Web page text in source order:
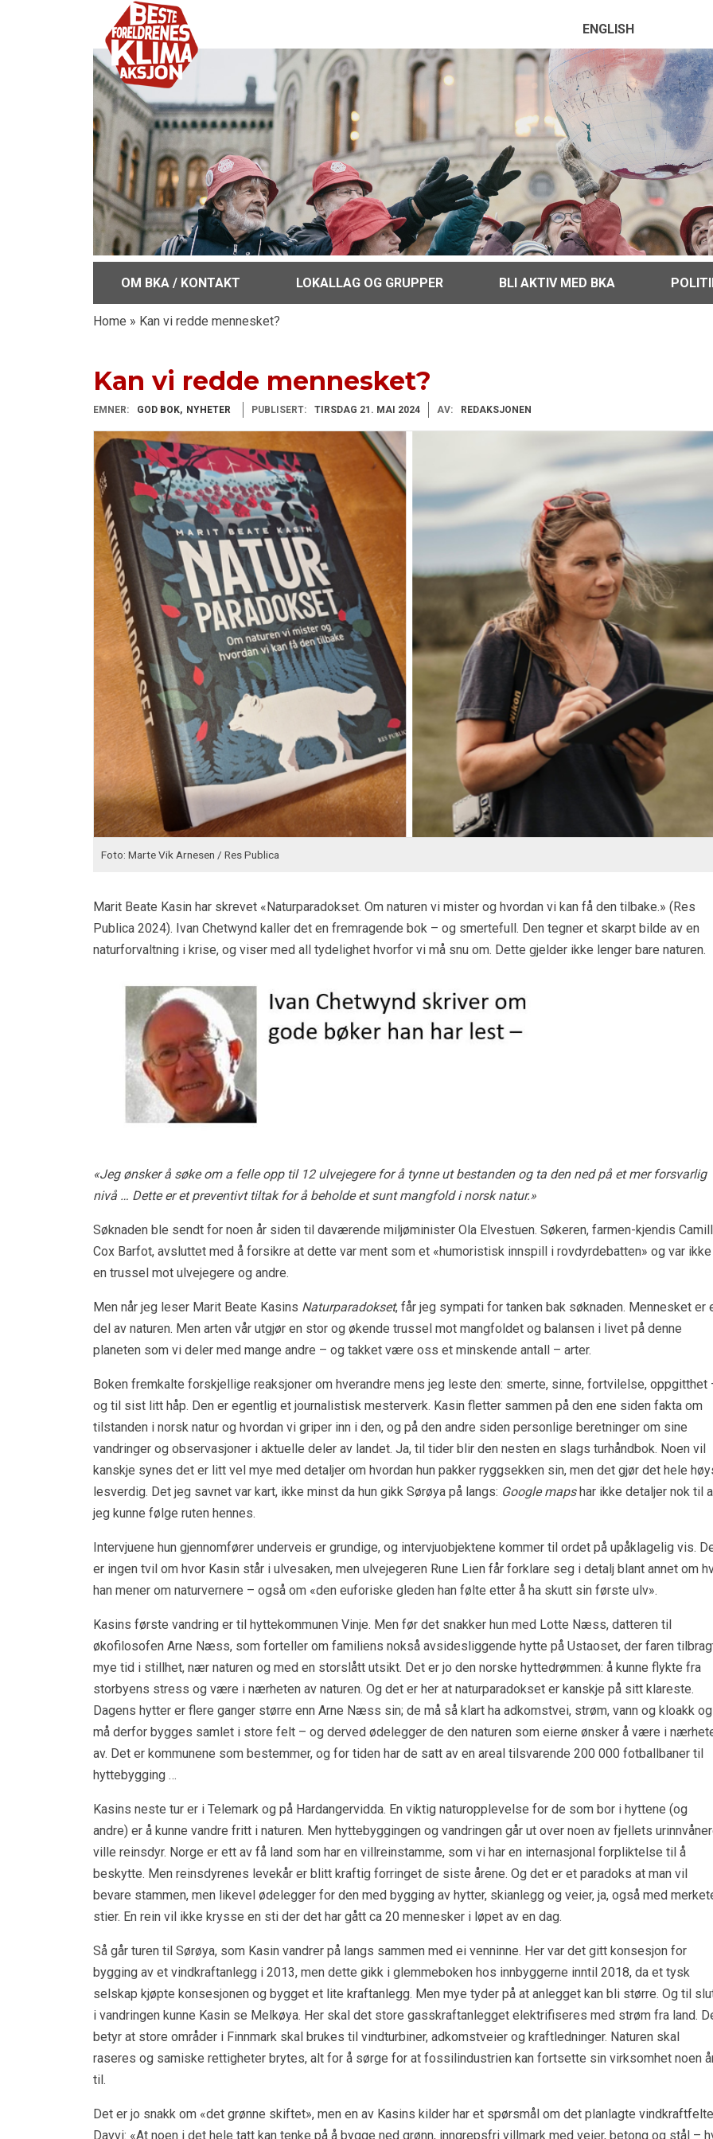
ENGLISH
OM BKA / KONTAKT LOKALLAG OG GRUPPER BLI AKTIV MED BKA
Home » Kan vi redde mennesket?
Kan vi redde mennesket?
EMNER: GOD BOK NYHETER PUBLISERT: TIRSDAG 21. MAI 2024 AV: REDAKSJONEN
Foto: Marte Vik Arnesen / Res Publica
Marit Beate Kasin har skrevet «Naturparadokset. Om naturen vi mister og hvordan vi kan få den tilbake.» (Res
Publica 2024). Ivan Chetwynd kaller det en fremragende bok – og smertefull. Den tegner et skarpt bilde av en
naturforvaltning i krise, og viser med all tydelighet hvorfor vi må snu om. Dette gjelder ikke lenger bare naturen.
«Jeg ønsker å søke om a felle opp til 12 ulvejegere for å tynne ut bestanden og ta den ned på et mer forsvarlig
nivå … Dette er et preventivt tiltak for å beholde et sunt mangfold i norsk natur.»
Søknaden ble sendt for noen år siden til daværende miljøminister Ola Elvestuen. Søkeren, farmen-kjendis
Cox Barfot, avsluttet med å forsikre at dette var ment som et «humoristisk innspill i rovdyrdebatten» og var ikke
en trussel mot ulvejegere og andre.
Men når jeg leser Marit Beate Kasins Naturparadokset, får jeg sympati for tanken bak søknaden. Mennesket er
del av naturen. Men arten vår utgjør en stor og økende trussel mot mangfoldet og balansen i livet på denne
planeten som vi deler med mange andre – og takket være oss et minskende antall – arter.
Boken fremkalte forskjellige reaksjoner om hverandre mens jeg leste den: smerte, sinne, fortvilelse, oppgitthet
og til sist litt håp. Den er egentlig et journalistisk mesterverk. Kasin fletter sammen på den ene siden fakta om
tilstanden i norsk natur og hvordan vi griper inn i den, og på den andre siden personlige beretninger om sine
vandringer og observasjoner i aktuelle deler av landet. Ja, til tider blir den nesten en slags turhåndbok. Noen vil
kanskje synes det er litt vel mye med detaljer om hvordan hun pakker ryggsekken sin, men det gjør det hele
lesverdig. Det jeg savnet var kart, ikke minst da hun gikk Sørøya på langs: Google mapshar ikke detaljer nok til
jeg kunne følge ruten hennes.
Intervjuene hun gjennomfører underveis er grundige, og intervjuobjektene kommer til ordet på upåklagelig vis.
er ingen tvil om hvor Kasin står i ulvesaken, men ulvejegeren Rune Lien får forklare seg i detalj blant annet om
han mener om naturvernere – også om «den euforiske gleden han følte etter å ha skutt sin første ulv».
Kasins første vandring er til hyttekommunen Vinje. Men før det snakker hun med Lotte Næss, datteren til
økofilosofen Arne Næss, som forteller om familiens nokså avsidesliggende hytte på Ustaoset, der faren
mye tid i stillhet, nær naturen og med en storslått utsikt. Det er jo den norske hyttedrømmen: å kunne flykte fra
storbyens stress og være i nærheten av naturen. Og det er her at naturparadokset er kanskje på sitt klareste.
Dagens hytter er flere ganger større enn Arne Næss sin; de må så klart ha adkomstvei, strøm, vann og kloakk og
må derfor bygges samlet i store felt – og derved ødelegger de den naturen som eierne ønsker å være i
av. Det er kommunene som bestemmer, og for tiden har de satt av en areal tilsvarende 200 000 fotballbaner til
hyttebygging …
Kasins neste tur er i Telemark og på Hardangervidda. En viktig naturopplevelse for de som bor i hyttene (og
andre) er å kunne vandre fritt i naturen. Men hyttebyggingen og vandringen går ut over noen av fjellets
ville reinsdyr. Norge er ett av få land som har en villreinstamme, som vi har en internasjonal forpliktelse til å
beskytte. Men reinsdyrenes levekår er blitt kraftig forringet de siste årene. Og det er et paradoks at man vil
bevare stammen, men likevel ødelegger for den med bygging av hytter, skianlegg og veier, ja, også med
stier. En rein vil ikke krysse en sti der det har gått ca 20 mennesker i løpet av en dag.
Så går turen til Sørøya, som Kasin vandrer på langs sammen med ei venninne. Her var det gitt konsesjon for
bygging av et vindkraftanlegg i 2013, men dette gikk i glemmeboken hos innbyggerne inntil 2018, da et tysk
selskap kjøpte konsesjonen og bygget et lite kraftanlegg. Men mye tyder på at anlegget kan bli større. Og til
i vandringen kunne Kasin se Melkøya. Her skal det store gasskraftanlegget elektrifiseres med strøm fra land.
betyr at store områder i Finnmark skal brukes til vindturbiner, adkomstveier og kraftledninger. Naturen skal
raseres og samiske rettigheter brytes, alt for å sørge for at fossilindustrien kan fortsette sin virksomhet noen
til.
Det er jo snakk om «det grønne skiftet», men en av Kasins kilder har et spørsmål om det planlagte
Davvi: «At noen i det hele tatt kan tenke på å bygge ned grønn, inngrepsfri villmark med veier, betong og stål –